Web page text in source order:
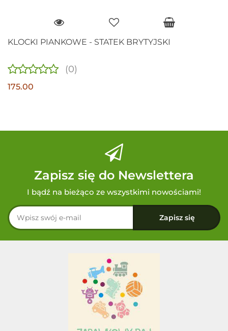
KLOCKI PIANKOWE - STATEK BRYTYJSKI
(0)
175.00
Zapisz się do Newslettera
I bądź na bieżąco ze wszystkimi nowościami!